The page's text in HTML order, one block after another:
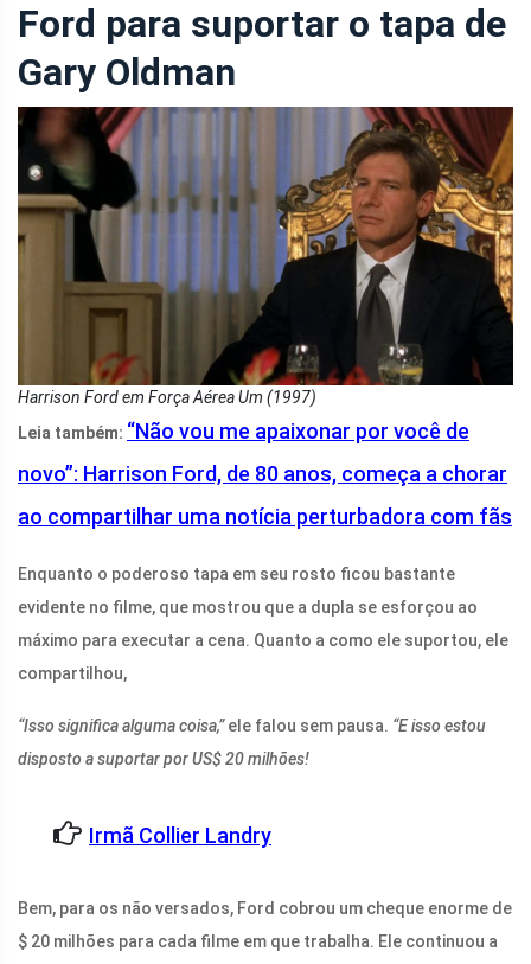
Ford para suportar o tapa de
Gary Oldman
Harrison Ford em Força Aérea Um (1997)
Leia também: “Não vou me apaixonar por você de
novo”: Harrison Ford, de 80 anos, começa a chorar
ao compartilhar uma notícia perturbadora com fãs
Enquanto o poderoso tapa em seu rosto ficou bastante
evidente no filme, que mostrou que a dupla se esforçou ao
máximo para executar a cena. Quanto a como ele suportou, ele
compartilhou,
“Isso significa alguma coisa,”ele falou sem pausa. “E isso estou
disposto a suportar por US$ 20 milhões!
Irmã Collier Landry
Bem, para os não versados, Ford cobrou um cheque enorme de
$ 20 milhões para cada filme em que trabalha. Ele continuou a